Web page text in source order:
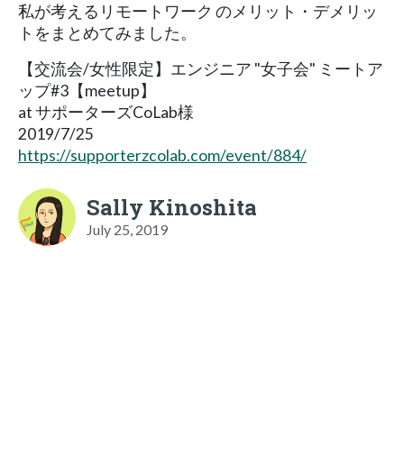
私が考えるリモートワーク のメリット・デメリッ
トをまとめてみました。
【交流会/女性限定】エンジニア "女子会" ミートア
ップ#3【meetup】
at サポーターズCoLab様
2019/7/25
https://supporterzcolab.com/event/884/
Sally Kinoshita
July 25, 2019